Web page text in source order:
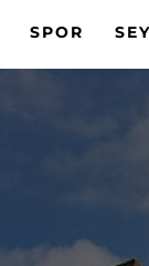
SPOR